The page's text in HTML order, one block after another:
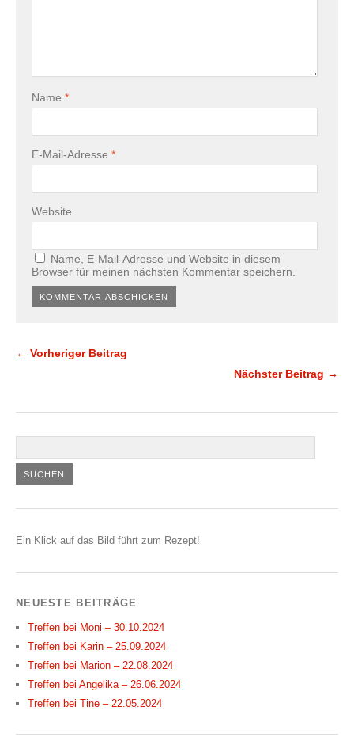
Name *
E-Mail-Adresse *
Website
Name, E-Mail-Adresse und Website in diesem
Browser für meinen nächsten Kommentar speichern.
← Vorheriger Beitrag
Nächster Beitrag →
Ein Klick auf das Bild führt zum Rezept!
NEUESTE BEITRÄGE
Treffen bei Moni – 30.10.2024
Treffen bei Karin – 25.09.2024
Treffen bei Marion – 22.08.2024
Treffen bei Angelika – 26.06.2024
Treffen bei Tine – 22.05.2024